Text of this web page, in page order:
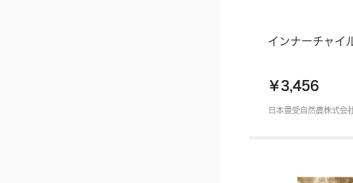
インナーチャイ
￥3,456
日本豊受自然農株式会